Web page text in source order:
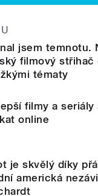
jsem temnotu.
filmový střihač
tématy
filmy a seriály
online
je skvělý díky
americká